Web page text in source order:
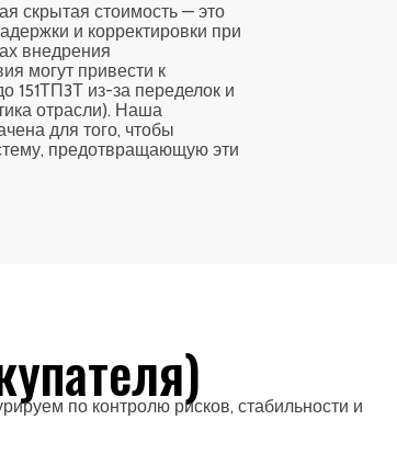
скрытая стоимость — это
и корректировки при
внедрения
могут привести к
151ТП3Т из-за переделок и
отрасли). Наша
для того, чтобы
предотвращающую эти
по контролю рисков, стабильности и